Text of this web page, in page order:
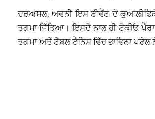
ਦਰਅਸਲ, ਅਵਨੀ ਇਸ ਈਵੈਂਟ ਦੇ
ਤਗਮਾ ਜਿੱਤਿਆ। ਇਸਦੇ ਨਾਲ ਹੀ ਟੋਕੀਓ
ਤਗਮਾ ਅਤੇ ਟੇਬਲ ਟੈਨਿਸ ਵਿੱਚ ਭਾਵਿਨਾ ਪਟੇਲ